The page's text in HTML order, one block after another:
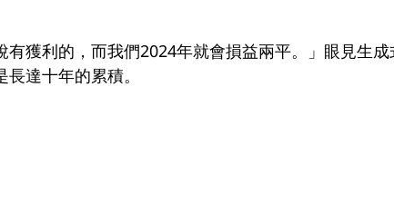
獲利的，而我們2024年就會損益兩平。」眼見生
達十年的累積。